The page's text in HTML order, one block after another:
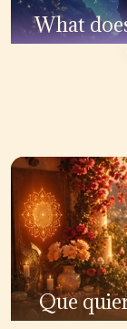
What
Que